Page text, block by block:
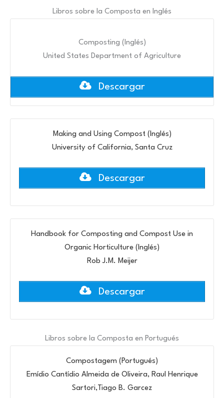
Libros sobre la Composta en Inglés
Composting (Inglés)
United States Department of Agriculture
Descargar
Making and Using Compost (Inglés)
University of California, Santa Cruz
Descargar
Handbook for Composting and Compost Use in
Organic Horticulture (Inglés)
Rob J.M. Meijer
Descargar
Libros sobre la Composta en Portugués
Compostagem (Portugués)
Emídio Cantídio Almeida de Oliveira, Raul Henrique
Sartori,Tiago B. Garcez